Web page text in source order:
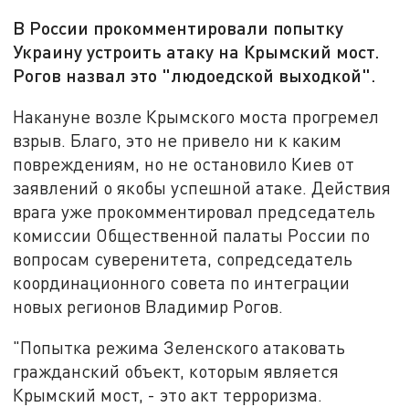
В России прокомментировали попытку
Украину устроить атаку на Крымский мост.
Рогов назвал это "людоедской выходкой".
Накануне возле Крымского моста прогремел
взрыв. Благо, это не привело ни к каким
повреждениям, но не остановило Киев от
заявлений о якобы успешной атаке. Действия
врага уже прокомментировал председатель
комиссии Общественной палаты России по
вопросам суверенитета, сопредседатель
координационного совета по интеграции
новых регионов Владимир Рогов.
"Попытка режима Зеленского атаковать
гражданский объект, которым является
Крымский мост, - это акт терроризма.